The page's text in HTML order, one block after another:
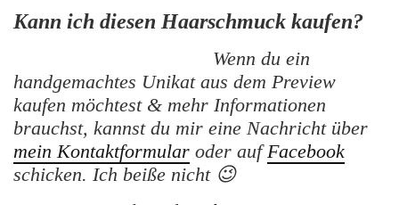
Kann ich diesen Haarschmuck kaufen?
Wenn du ein
handgemachtes Unikat aus dem Preview
kaufen möchtest & mehr Informationen
brauchst, kannst du mir eine Nachricht über
mein Kontaktformular oder aufFacebook
schicken. Ich beiße nicht 😉